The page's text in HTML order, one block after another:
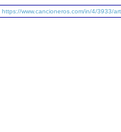
https://www.cancioneros.com/in/4/3933/